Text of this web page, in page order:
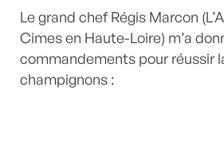
Le grand chef Régis Marcon
Cimes en Haute-Loire) m’a
commandements pour réussir
champignons :